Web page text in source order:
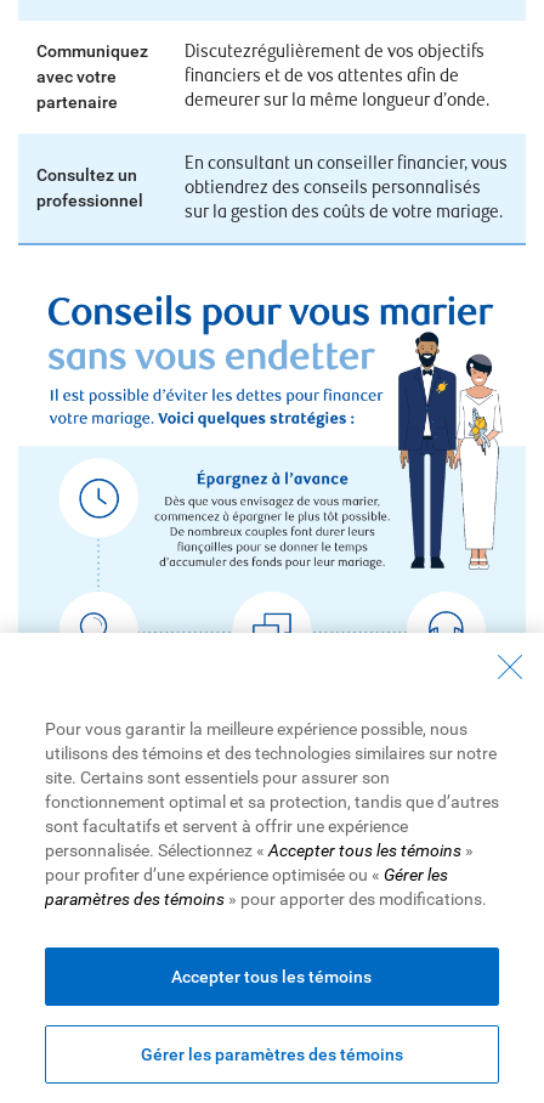
Communiquez
avec votre
partenaire
Discutezrégulièrement de vos objectifs
financiers et de vos attentes afin de
demeurer sur la même longueur d’onde.
Consultez un
professionnel
En consultant un conseiller financier, vous
obtiendrez des conseils personnalisés
sur la gestion des coûts de votre mariage.
Évaluez vos options de
remboursement
avec votre partenaire :
Pour vous garantir la meilleure expérience possible, nous
utilisons des témoins et des technologies similaires sur notre
site. Certains sont essentiels pour assurer son
fonctionnement optimal et sa protection, tandis que d’autres
sont facultatifs et servent à offrir une expérience
personnalisée. Sélectionnez « Accepter tous les témoins»
pour profiter d’une expérience optimisée ou « Gérer les
paramètres des témoins» pour apporter des modifications.
Gérer les paramètres des témoins
Accepter tous les témoins